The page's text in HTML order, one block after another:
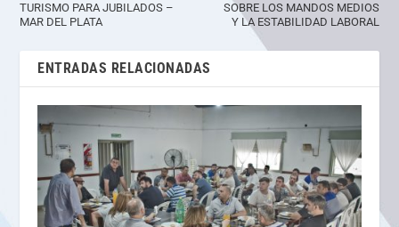
TURISMO PARA JUBILADOS –
MAR DEL PLATA
SOBRE LOS MANDOS MEDIOS
Y LA ESTABILIDAD LABORAL
ENTRADAS RELACIONADAS